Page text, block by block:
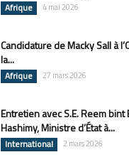
Afrique 4 mai 2026
Candidature de Macky Sall à
la...
Afrique 27 mars 2026
Entretien avec S.E. Reem bint
Hashimy, Ministre d’État à...
International 2 mars 2026